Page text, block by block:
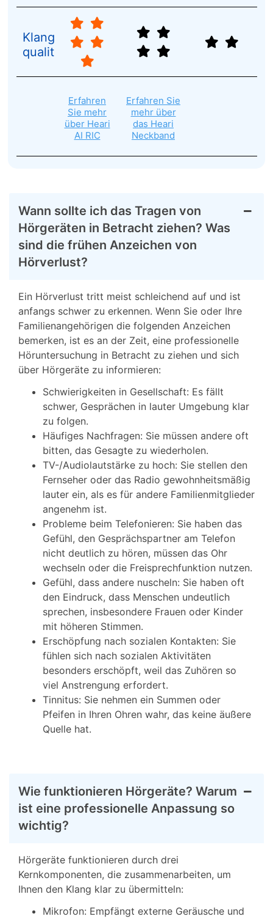
Klang
qualität
Erfahren
Sie mehr
über Heari
AI RIC
Erfahren Sie
mehr über
das Heari
Neckband
Wann sollte ich das Tragen von
Hörgeräten in Betracht ziehen? Was
sind die frühen Anzeichen von
Hörverlust?
Ein Hörverlust tritt meist schleichend auf und ist
anfangs schwer zu erkennen. Wenn Sie oder Ihre
Familienangehörigen die folgenden Anzeichen
bemerken, ist es an der Zeit, eine professionelle
Höruntersuchung in Betracht zu ziehen und sich
über Hörgeräte zu informieren:
Schwierigkeiten in Gesellschaft: Es fällt
schwer, Gesprächen in lauter Umgebung klar
zu folgen.
Häufiges Nachfragen: Sie müssen andere oft
bitten, das Gesagte zu wiederholen.
TV-/Audiolautstärke zu hoch: Sie stellen den
Fernseher oder das Radio gewohnheitsmäßig
lauter ein, als es für andere Familienmitglieder
angenehm ist.
Probleme beim Telefonieren: Sie haben das
Gefühl, den Gesprächspartner am Telefon
nicht deutlich zu hören, müssen das Ohr
wechseln oder die Freisprechfunktion nutzen.
Gefühl, dass andere nuscheln: Sie haben oft
den Eindruck, dass Menschen undeutlich
sprechen, insbesondere Frauen oder Kinder
mit höheren Stimmen.
Erschöpfung nach sozialen Kontakten: Sie
fühlen sich nach sozialen Aktivitäten
besonders erschöpft, weil das Zuhören so
viel Anstrengung erfordert.
Tinnitus: Sie nehmen ein Summen oder
Pfeifen in Ihren Ohren wahr, das keine äußere
Quelle hat.
Wie funktionieren Hörgeräte? Warum
ist eine professionelle Anpassung so
wichtig?
Hörgeräte funktionieren durch drei
Kernkomponenten, die zusammenarbeiten, um
Ihnen den Klang klar zu übermitteln:
Mikrofon: Empfängt externe Geräusche und